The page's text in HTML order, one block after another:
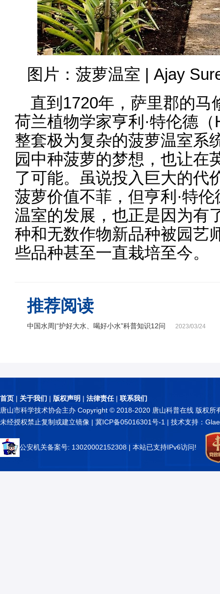
图片：菠萝温室 | Ajay
直到1720年，萨里郡的马
荷兰植物学家亨利·特伦德
整套极为复杂的菠萝温室系
园中种菠萝的梦想，也让在
了可能。虽说投入巨大的代
菠萝价值不菲，但亨利·特
温室的发展，也正是因为有
种和无数作物新品种被园艺
些品种甚至一直栽培至今。
推荐阅读
中国水周|“护好大水、喝好小水”科普知识12问 2023/03/24
首页 | 关于我们 | 版权声明 | 法律责任| 联系我们
唐山市科学技术协会主办 Copyright © 2018-2020 唐山科普在线 版权所
未经授权禁止复制或建立镜像 | 冀ICP备05016301号-1 | 技术支持：
公安机关备案号: 13020002152308 | 本站已支持IPv6访问!